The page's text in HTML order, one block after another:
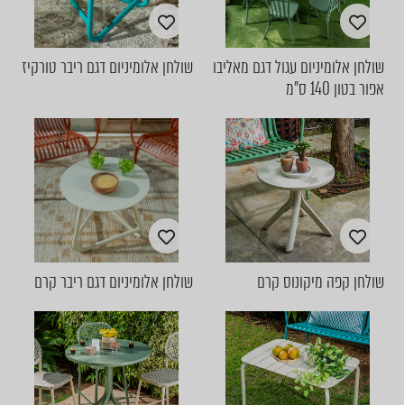
שולחן אלומיניום עגול דגם מאליבו
אפור בטון 140 ס"מ
שולחן אלומיניום דגם ריבר טורקיז
שולחן קפה מיקונוס קרם שולחן אלומיניום דגם ריבר קרם